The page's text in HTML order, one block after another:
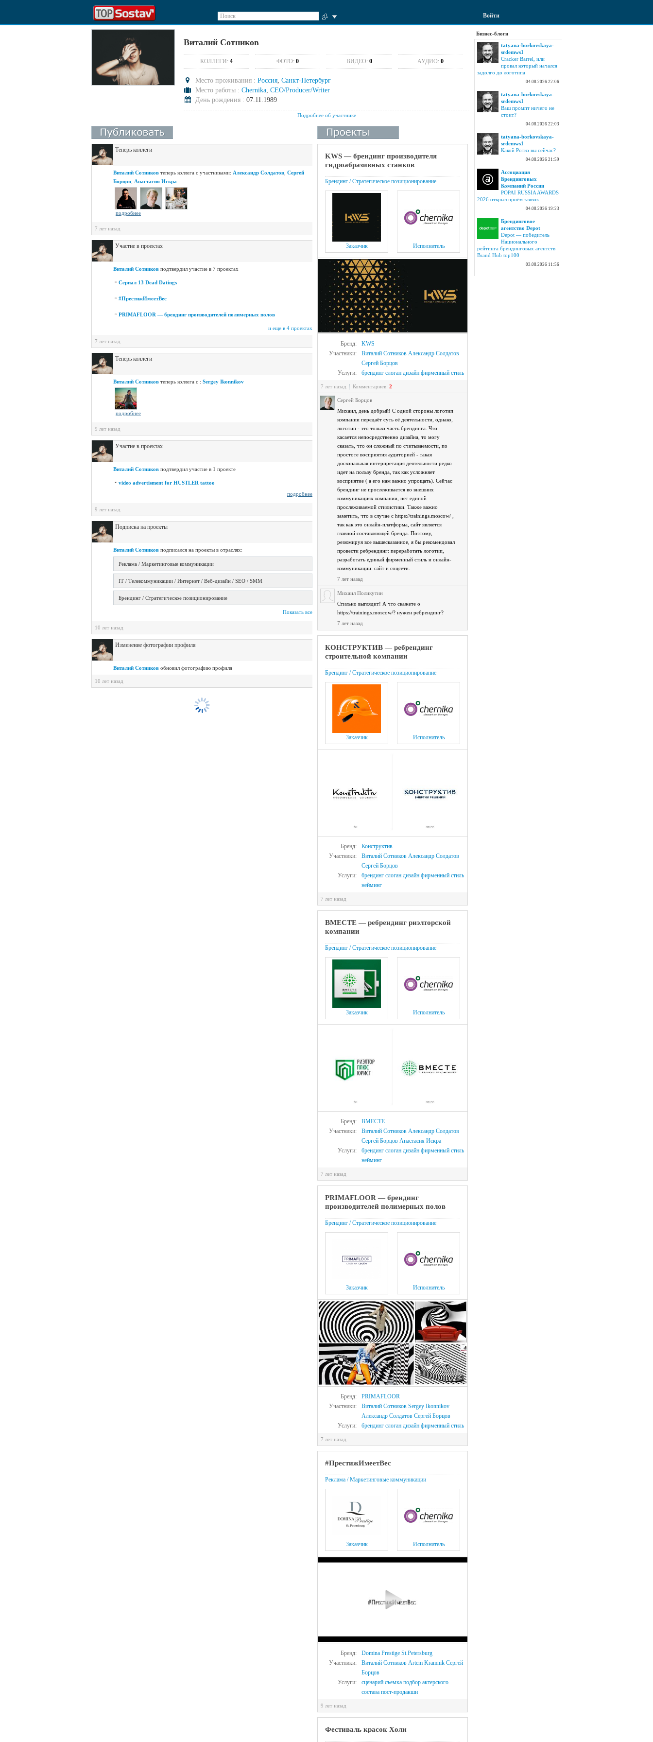
Поиск Войти
Виталий Сотников
КОЛЛЕГИ: 4 ФОТО: 0 ВИДЕО: 0 АУДИО: 0
Место проживания : Россия, Санкт-Петербург
Место работы : Chernika, CEO/Producer/Writer
День рождения : 07.11.1989
Подробнее об участнике
Теперь коллеги
Виталий Сотников теперь коллега с участниками: Александр Солдатов Сергей
Борцов Анастасия Искра
подробнее
7 лет назад
Участие в проектах
Виталий Сотников подтвердил участие в 7 проектах
Сериал 13 Dead Datings
#ПрестижИмеетВес
PRIMAFLOOR — брендинг производителей полимерных полов
и еще в 4 проектах
7 лет назад
Теперь коллеги
Виталий Сотников теперь коллега с : Sergey Ikonnikov
подробнее
9 лет назад
Участие в проектах
Виталий Сотников подтвердил участие в 1 проекте
video advertisment for HUSTLER tattoo
подробнее
9 лет назад
Подписка на проекты
Виталий Сотников подписался на проекты в отраслях:
Реклама / Маркетинговые коммуникации
IT / Телекоммуникации / Интернет / Веб-дизайн / SEO / SMM
Брендинг / Стратегическое позиционирование
Показать все
10 лет назад
Изменение фотографии профиля
Виталий Сотников обновил фотографию профиля
10 лет назад
Все записи загружены
KWS — брендинг производителя
гидроабразивных станков
Брендинг / Стратегическое позиционирование
Исполнитель
Заказчик
Бренд:
KWS
Участники:
Виталий Сотников Александр Солдатов
Сергей Борцов
Услуги:
брендинг слоган дизайн фирменный стиль
7 лет назад Комментариев: 2
Сергей Борцов
Михаил, день добрый! С одной стороны логотип
компании передаёт суть её деятельности, однако,
логотип - это только часть брендинга. Что
касается непосредственно дизайна, то могу
сказать, что он сложный по считываемости, по
простоте восприятия аудиторией - такая
доскональная интерпретация деятельности редко
идет на пользу бренда, так как усложняет
восприятие ( а его нам важно упрощать). Сейчас
брендинг не прослеживается во внешних
коммуникациях компании, нет единой
прослеживаемой стилистики. Также важно
заметить, что в случае с https://trainings.moscow/ ,
так как это онлайн-платформа, сайт является
главной составляющей бренда. Поэтому,
резюмируя все вышесказанное, я бы рекомендовал
провести ребрендинг: переработать логотип,
разработать единый фирменный стиль и онлайн-
коммуникации: сайт и соцсети.
7 лет назад
Михаил Поликутин
Стильно выглядит! А что скажете о
https://trainings.moscow/? нужен ребрендинг?
7 лет назад
КОНСТРУКТИВ — ребрендинг
строительной компании
Брендинг / Стратегическое позиционирование
Исполнитель
Заказчик
Бренд:
Конструктив
Участники:
Виталий Сотников Александр Солдатов
Сергей Борцов
Услуги:
брендинг слоган дизайн фирменный стиль
нейминг
7 лет назад
ВМЕСТЕ — ребрендинг риэлторской
компании
Брендинг / Стратегическое позиционирование
Исполнитель
Заказчик
Бренд:
ВМЕСТЕ
Участники:
Виталий Сотников Александр Солдатов
Сергей Борцов Анастасия Искра
Услуги:
брендинг слоган дизайн фирменный стиль
нейминг
7 лет назад
PRIMAFLOOR — брендинг
производителей полимерных полов
Брендинг / Стратегическое позиционирование
Исполнитель
Заказчик
Бренд:
PRIMAFLOOR
Участники:
Виталий Сотников Sergey Ikonnikov
Александр Солдатов Сергей Борцов
Услуги:
брендинг слоган дизайн фирменный стиль
7 лет назад
#ПрестижИмеетВес
Реклама / Маркетинговые коммуникации
Исполнитель
Заказчик
Бренд:
Domina Prestige St.Petersburg
Участники:
Виталий Сотников Artem Kramnik Сергей
Борцов
Услуги:
сценарий съемка подбор актерского
состава пост-продакшн
9 лет назад
Фестиваль красок Холи
Бизнес-блоги
tatyana-borkovskaya-
srdemws1
Cracker Barrel, или
провал который начался
задолго до логотипа
04.08.2026 22:06
tatyana-borkovskaya-
srdemws1
Ваш промпт ничего не
стоит?
04.08.2026 22:03
tatyana-borkovskaya-
srdemws1
Какой Ротко вы сейчас?
04.08.2026 21:59
Ассоциация
Брендинговых
Компаний России
POPAI RUSSIA AWARDS
2026 открыл приём заявок
04.08.2026 19:23
Брендинговое
агентство Depot
Depot — победитель
Национального
рейтинга брендинговых агентств
Brand Hub top100
03.08.2026 11:56